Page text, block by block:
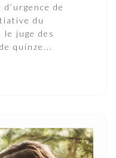
de
du
le juge des
quinze...